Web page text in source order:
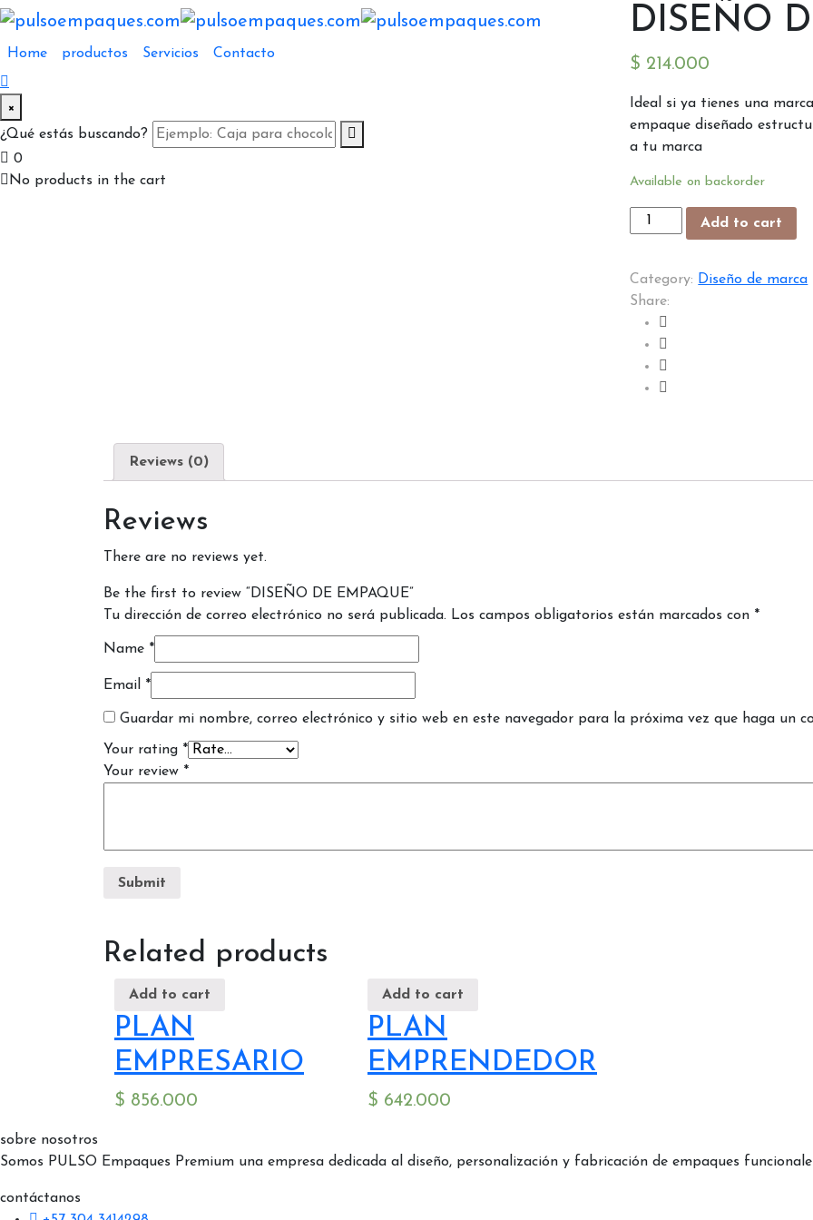
Home productos Servicios Contacto
×
¿Qué estás buscando?
0
No products in the cart
DISEÑO
$ 214.000
Ideal si ya tienes una
empaque diseñado
a tu marca
Available on backorder
DISEÑO
DE
quantity
Add to cart
Category: Diseño de marca
Share:
Reviews (0)
Reviews
There are no reviews yet.
Be the first to review “DISEÑO DE EMPAQUE”
Tu dirección de correo electrónico no será publicada. Los campos obligatorios están marcados con *
Name *
Email *
Guardar mi nombre, correo electrónico y sitio web en este navegador para la próxima vez que haga un
Your rating *
Your review *
Related products
Add to cart
PLAN
EMPRESARIO
$ 856.000
Add to cart
PLAN
EMPRENDEDOR
$ 642.000
sobre nosotros
Somos PULSO Empaques Premium una empresa dedicada al diseño, personalización y fabricación de empaques
contáctanos